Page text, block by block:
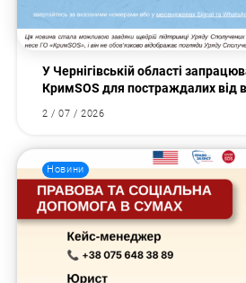
У Чернігівській області
КримSOS для постраждалих від
2 / 07 / 2026
Новини